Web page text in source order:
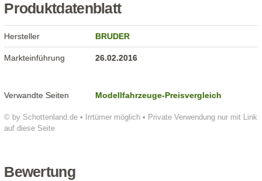
Produktdatenblatt
© by Schottenland.de • Irrtümer möglich • Private Verwendung nur mit Link
auf diese Seite
Hersteller BRUDER
Markteinführung 26.02.2016
Verwandte Seiten Modellfahrzeuge-Preisvergleich
Bewertung